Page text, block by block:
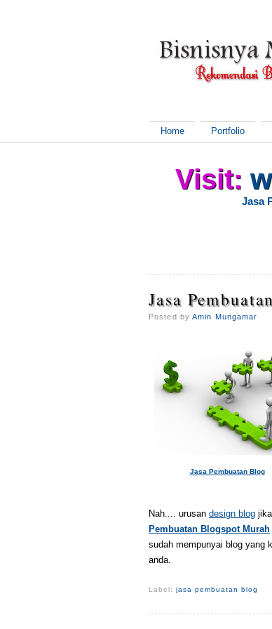
Home Portfolio
Visit:
Jasa
Jasa
Posted by Amin Mungamar
Jasa Pembuatan Blog
Nah.... urusan design blog
Pembuatan Blogspot Murah
sudah mempunyai blog yang
anda.
Label:jasa pembuatan blog